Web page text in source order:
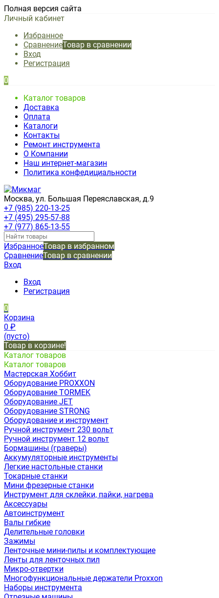
Полная версия сайта
Личный кабинет
Избранное
СравнениеТовар в сравнении
Вход
Регистрация
0
Каталог товаров
Доставка
Оплата
Каталоги
Контакты
Ремонт инструмента
О Компании
Наш интернет-магазин
Политика конфедициальности
Москва, ул. Большая Переяславская, д.9
+7 (985) 220-13-25
+7 (495) 295-57-88
+7 (977) 865-13-55
ИзбранноеТовар в избранном
СравнениеТовар в сравнении
Вход
Вход
Регистрация
0
Корзина
0 ₽
(пусто)
Товар в корзине!
Каталог товаров
Каталог товаров
Мастерская Хоббит
Оборудование PROXXON
Оборудование TORMEK
Оборудование JET
Оборудование STRONG
Оборудование и инструмент
Ручной инструмент 230 вольт
Ручной инструмент 12 вольт
Бормашины (граверы)
Аккумуляторные инструменты
Легкие настольные станки
Токарные станки
Мини фрезерные станки
Инструмент для склейки, пайки, нагрева
Аксессуары
Автоинструмент
Валы гибкие
Делительные головки
Зажимы
Ленточные мини-пилы и комплектующие
Ленты для ленточных пил
Микро-отвертки
Многофункциональные держатели Proxxon
Наборы инструмента